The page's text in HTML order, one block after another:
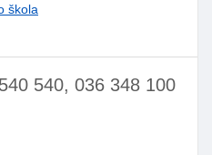
škola
540, 036 348 100